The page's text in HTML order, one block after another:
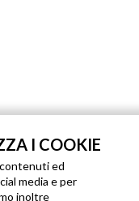
I COOKIE
ed
media e per
inoltre